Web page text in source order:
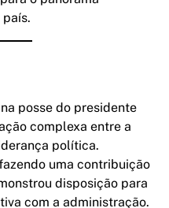
posse do presidente
complexa entre a
política.
uma contribuição
disposição para
com a administração.